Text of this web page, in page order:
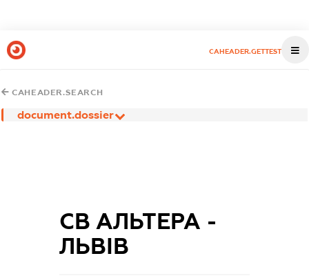
CAHEADER.GETTEST
CAHEADER.SEARCH
document.dossier
СВ АЛЬТЕРА -
ЛЬВІВ